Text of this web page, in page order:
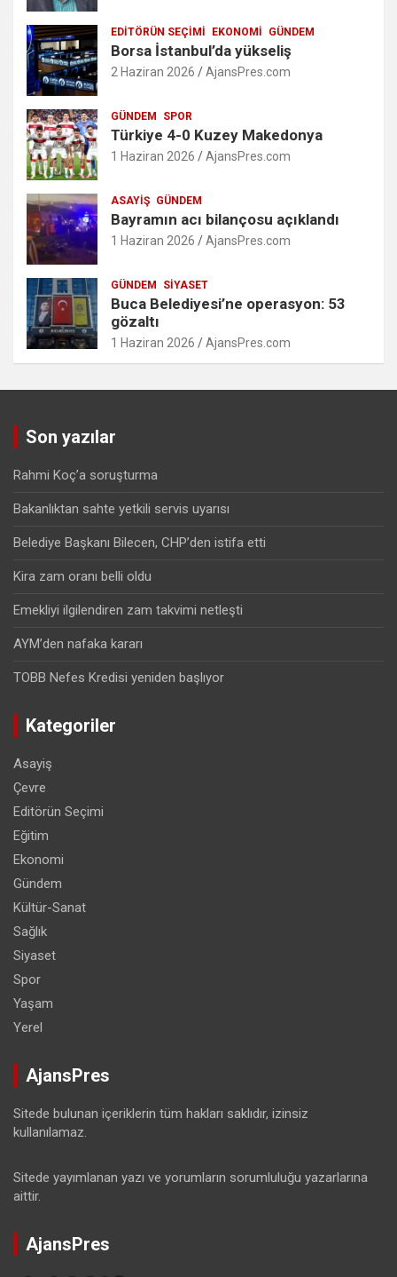
EDITÖRÜN SEÇIMI EKONOMI GÜNDEM
Borsa İstanbul’da yükseliş
2 Haziran 2026 AjansPres.com
GÜNDEM SPOR
Türkiye 4-0 Kuzey Makedonya
1 Haziran 2026 AjansPres.com
ASAYIŞ GÜNDEM
Bayramın acı bilançosu açıklandı
1 Haziran 2026 AjansPres.com
GÜNDEM SIYASET
Buca Belediyesi’ne operasyon: 53
gözaltı
1 Haziran 2026 AjansPres.com
Son yazılar
Rahmi Koç’a soruşturma
Bakanlıktan sahte yetkili servis uyarısı
Belediye Başkanı Bilecen, CHP’den istifa etti
Kira zam oranı belli oldu
Emekliyi ilgilendiren zam takvimi netleşti
AYM’den nafaka kararı
TOBB Nefes Kredisi yeniden başlıyor
Kategoriler
Asayiş
Çevre
Editörün Seçimi
Eğitim
Ekonomi
Gündem
Kültür-Sanat
Sağlık
Siyaset
Spor
Yaşam
Yerel
AjansPres
Sitede bulunan içeriklerin tüm hakları saklıdır, izinsiz
kullanılamaz.
Sitede yayımlanan yazı ve yorumların sorumluluğu yazarlarına
aittir.
AjansPres